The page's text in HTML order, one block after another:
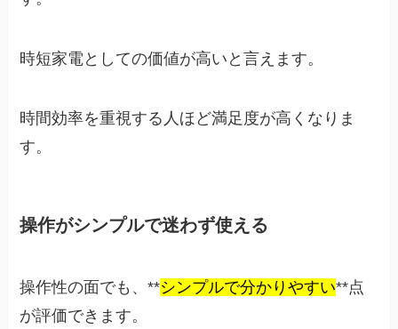
時短家電としての価値が高いと言えます。
時間効率を重視する人ほど満足度が高くなりま
す。
操作がシンプルで迷わず使える
操作性の面でも、**シンプルで分かりやすい**点
が評価できます。